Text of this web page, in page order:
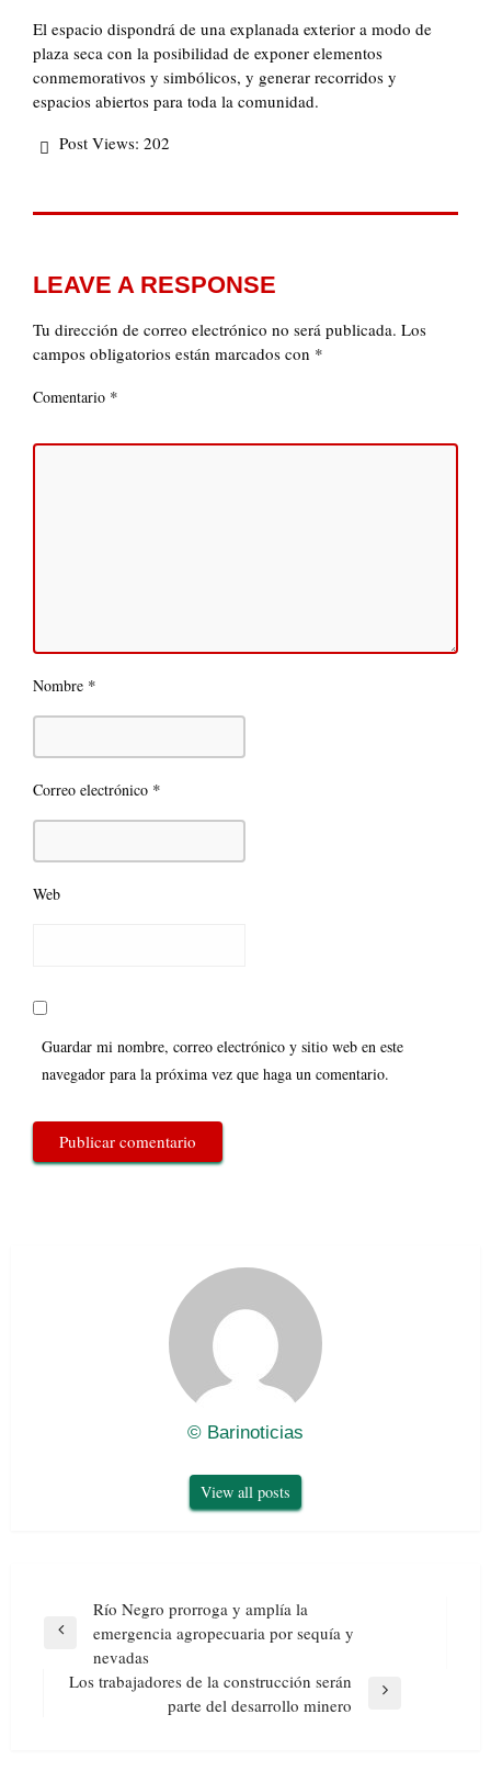
El espacio dispondrá de una explanada exterior a modo de
plaza seca con la posibilidad de exponer elementos
conmemorativos y simbólicos, y generar recorridos y
espacios abiertos para toda la comunidad.
Post Views: 202
LEAVE A RESPONSE
Tu dirección de correo electrónico no será publicada. Los
campos obligatorios están marcados con *
Comentario *
Nombre *
Correo electrónico *
Web
Guardar mi nombre, correo electrónico y sitio web en este
navegador para la próxima vez que haga un comentario.
© Barinoticias
View all posts
Navegación
de
entradas
Previous
Río Negro prorroga y amplía la
emergencia agropecuaria por sequía y
nevadas
Los trabajadores de la construcción serán
parte del desarrollo minero